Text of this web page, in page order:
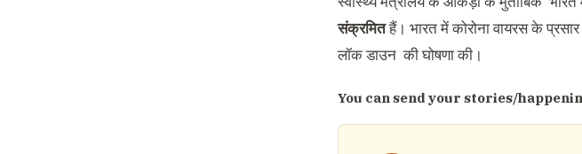
संक्रमितहैं। भारत में कोरोना वायरस के
लॉक डाउन की घोषणा की।
You can send your stories/